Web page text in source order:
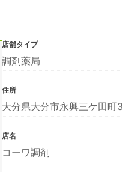
店舗タイプ
調剤薬局
住所
大分県大分市永興三ケ田町3
店名
コーワ調剤